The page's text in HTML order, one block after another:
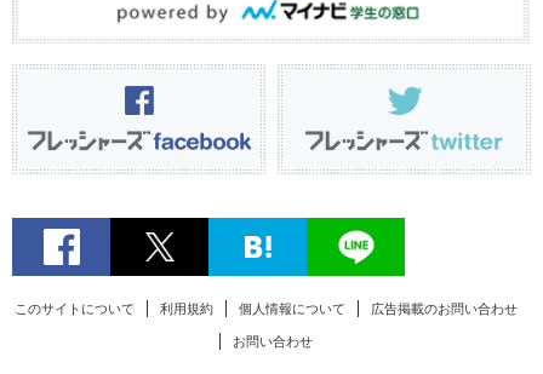
このサイトについて 利用規約 個人情報について 広告掲載のお問い合わせ
お問い合わせ